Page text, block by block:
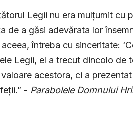
Legii nu era mulțumit cu
de a găsi adevărata lor
întreba cu sinceritate:
Legii, el a trecut dincolo de
acestora, ci a
- Parabolele Domnului